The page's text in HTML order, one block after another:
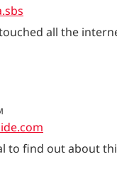
all the
to find out about